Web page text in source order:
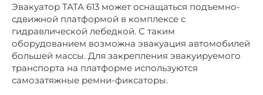
Эвакуатор ТАТА 613 может оснащаться подъемно-
сдвижной платформой в комплексе с
гидравлической лебедкой. С таким
оборудованием возможна эвакуация автомобилей
большей массы. Для закрепления эвакуируемого
транспорта на платформе используются
самозатяжные ремни-фиксаторы.